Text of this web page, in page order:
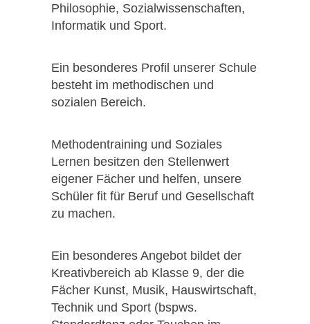
Philosophie, Sozialwissenschaften,
Informatik und Sport.
Ein besonderes Profil unserer Schule
besteht im methodischen und
sozialen Bereich.
Methodentraining und Soziales
Lernen besitzen den Stellenwert
eigener Fächer und helfen, unsere
Schüler fit für Beruf und Gesellschaft
zu machen.
Ein besonderes Angebot bildet der
Kreativbereich ab Klasse 9, der die
Fächer Kunst, Musik, Hauswirtschaft,
Technik und Sport (bspws.